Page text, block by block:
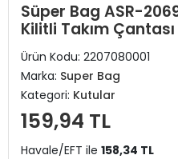
Süper Bag ASR-
Kilitli Takım Çantası
Ürün Kodu: 2207080001
Marka: Super Bag
Kategori: Kutular
159,94 TL
Havale/EFT ile 158,34 TL